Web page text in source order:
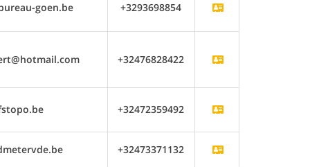
goen.be +3293698854
+32476828422
+32472359492
+32473371132